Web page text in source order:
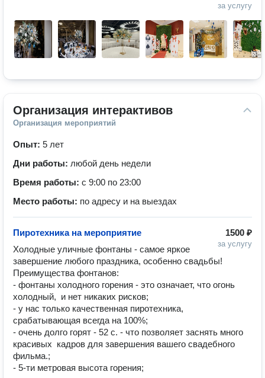
за услугу
Организация интерактивов
Организация мероприятий
Опыт: 5 лет
Дни работы: любой день недели
Время работы: с 9:00 по 23:00
Место работы: по адресу и на выездах
1500 ₽
за услугу
Пиротехника на мероприятие
Холодные уличные фонтаны - самое яркое
завершение любого праздника, особенно свадьбы!
Преимущества фонтанов:
- фонтаны холодного горения - это означает, что огонь
холодный,  и нет никаких рисков;
- у нас только качественная пиротехника,
срабатывающая всегда на 100%;
- очень долго горят - 52 с. - что позволяет заснять много
красивых  кадров для завершения вашего свадебного
фильма.;
- 5-ти метровая высота горения;